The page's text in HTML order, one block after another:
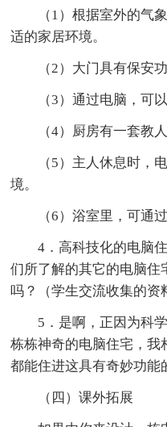
（1）根据室外的气
适的家居环境。
（2）大门具有保安
（3）通过电脑，可
（4）厨房有一套教
（5）主人休息时，
境。
（6）浴室里，可通
4．高科技化的电脑
们所了解的其它的电脑住
吗？（学生交流收集的资
5．是啊，正因为科
栋栋神奇的电脑住宅，我
都能住进这具有奇妙功能
（四）课外拓展